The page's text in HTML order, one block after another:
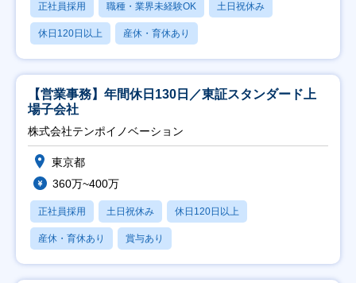
正社員採用 職種・業界未経験OK 土日祝休み
休日120日以上 産休・育休あり
【営業事務】年間休日130日／東証スタンダード上
場子会社
株式会社テンポイノベーション
東京都
360万~400万
正社員採用 土日祝休み 休日120日以上
産休・育休あり 賞与あり